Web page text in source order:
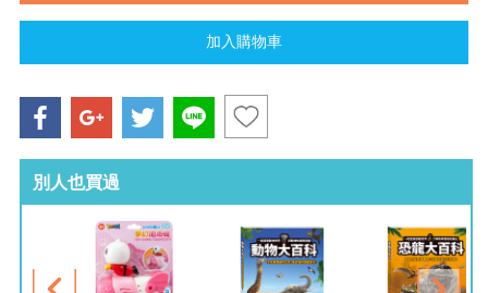
別人也買過